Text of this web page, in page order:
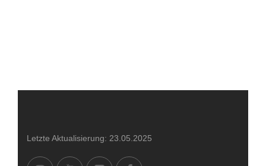
Letzte Aktualisierung: 23.05.2025